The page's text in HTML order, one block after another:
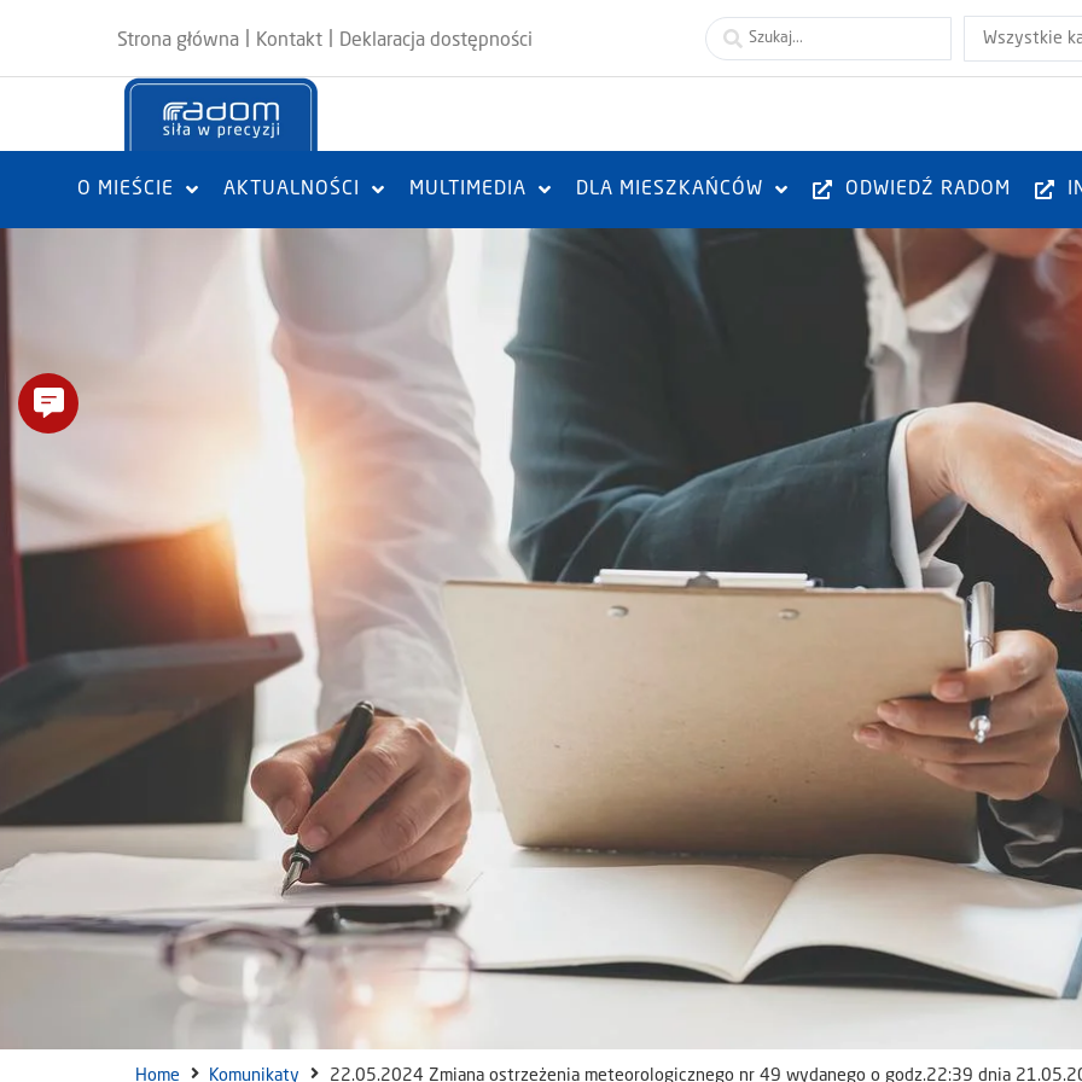
Strona główna Kontakt Deklaracja dostępności Wszystkie
O MIEŚCIE AKTUALNOŚCI MULTIMEDIA DLA MIESZKAŃCÓW ODWIEDŹ RADOM
Home Komunikaty 22.05.2024 Zmiana ostrzeżenia meteorologicznego nr 49 wydanego o godz.22:39 dnia